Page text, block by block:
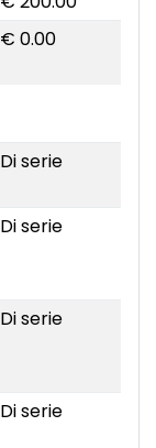
€ 0.00
Di serie
Di serie
Di serie
Di serie